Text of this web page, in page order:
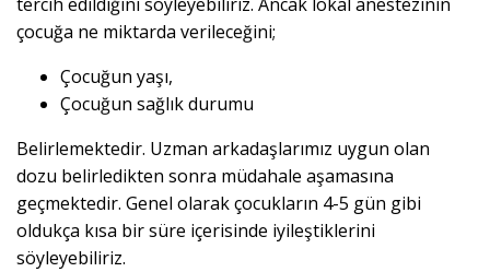
tercih edildiğini söyleyebiliriz. Ancak lokal anestezinin
çocuğa ne miktarda verileceğini;
Çocuğun yaşı,
Çocuğun sağlık durumu
Belirlemektedir. Uzman arkadaşlarımız uygun olan
dozu belirledikten sonra müdahale aşamasına
geçmektedir. Genel olarak çocukların 4-5 gün gibi
oldukça kısa bir süre içerisinde iyileştiklerini
söyleyebiliriz.